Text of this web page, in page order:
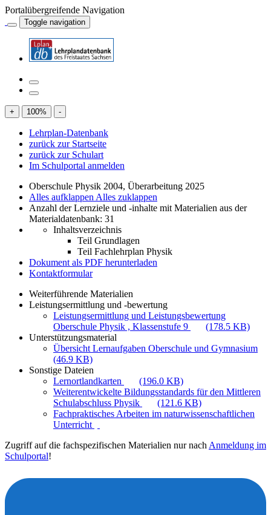
Portalübergreifende Navigation
Toggle navigation
+ 100% -
Lehrplan-Datenbank
zurück zur Startseite
zurück zur Schulart
Im Schulportal anmelden
Oberschule Physik 2004, Überarbeitung 2025
Alles aufklappen Alles zuklappen
Anzahl der Lernziele und -inhalte mit Materialien aus der
Materialdatenbank: 31
Inhaltsverzeichnis
Teil Grundlagen
Teil Fachlehrplan Physik
Dokument als PDF herunterladen
Kontaktformular
Weiterführende Materialien
Leistungsermittlung und -bewertung
Leistungsermittlung und Leistungsbewertung
Oberschule Physik , Klassenstufe 9
(178.5 KB)
Unterstützungsmaterial
Übersicht Lernaufgaben Oberschule und Gymnasium
(46.9 KB)
Sonstige Dateien
Lernortlandkarten
(196.0 KB)
Weiterentwickelte Bildungsstandards für den Mittleren
Schulabschluss Physik
(121.6 KB)
Fachpraktisches Arbeiten im naturwissenschaftlichen
Unterricht
Zugriff auf die fachspezifischen Materialien nur nach Anmeldung im
Schulportal!